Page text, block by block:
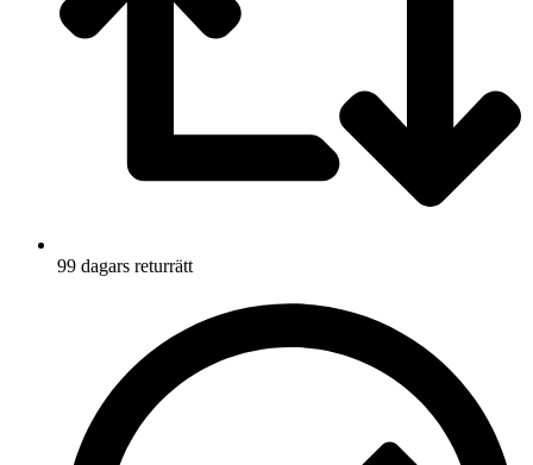
99 dagars returrätt